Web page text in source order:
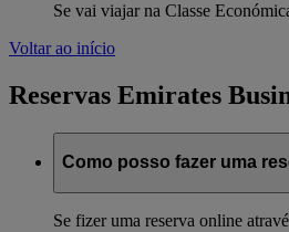
Se vai viajar na Classe
Voltar ao início
Reservas Emirates
Como posso fazer uma
Se fizer uma reserva online